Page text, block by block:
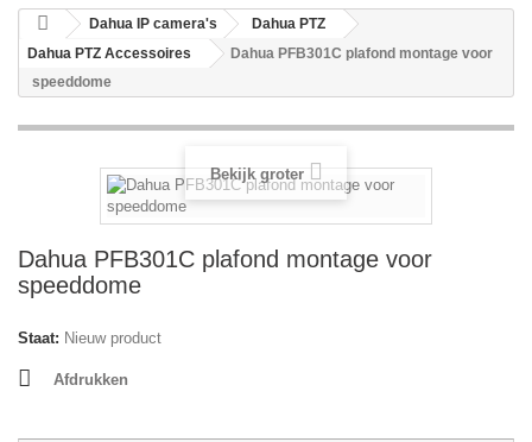
Dahua IP camera's
Dahua PTZ
Dahua PTZ Accessoires
Dahua PFB301C plafond montage voor
speeddome
Bekijk groter
Dahua PFB301C plafond montage voor
speeddome
Staat: Nieuw product
Afdrukken